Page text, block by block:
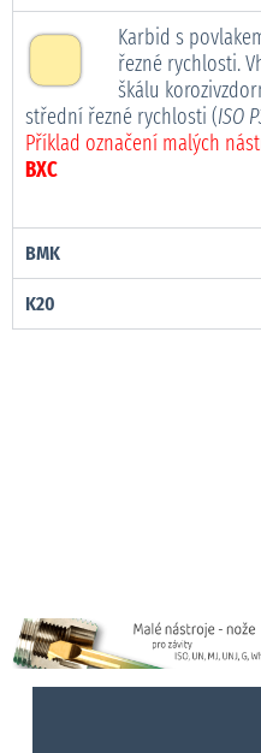
Karbid s
řezné rychlosti.
škálu
střední řezné rychlosti (ISO
Příklad označení malých
BXC
BMK
K20